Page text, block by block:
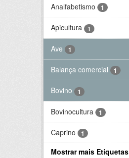
Analfabetismo 1
Apicultura 1
Ave 1
Balança comercial 1
Bovino 1
Bovinocultura 1
Caprino 1
Mostrar mais Etiquetas